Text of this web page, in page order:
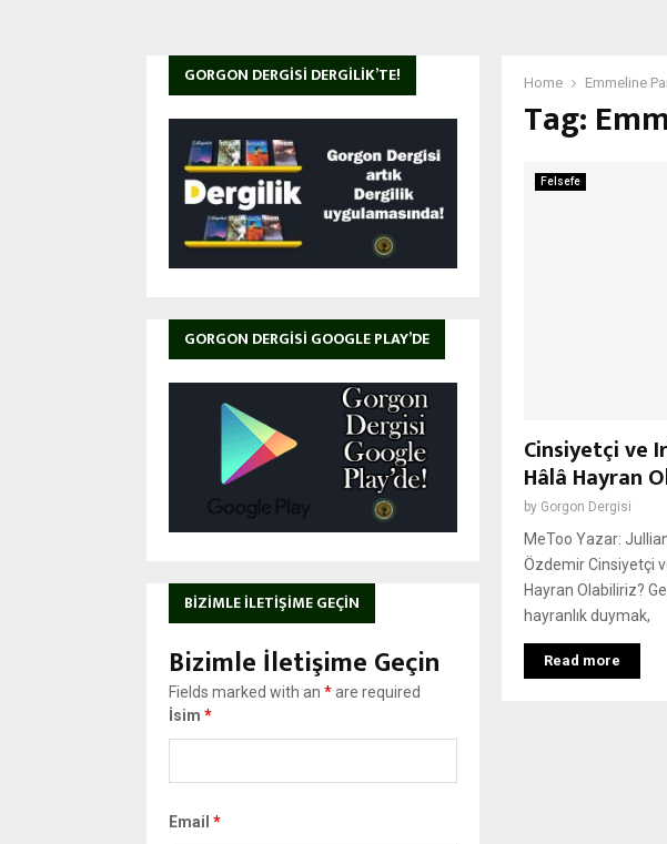
Home Emmeline
Tag:
Felsefe
Cinsiyetçi ve
Hâlâ Hayran
by Gorgon Dergisi
MeToo Yazar:
Özdemir Cinsiyetçi
Hayran Olabiliriz?
hayranlık duymak,
Read more
GORGON DERGISI DERGILIK’TE!
GORGON DERGISI GOOGLE PLAY’DE
BIZIMLE İLETIŞIME GEÇIN
Bizimle İletişime Geçin
Fields marked with an *are required
İsim *
Email *